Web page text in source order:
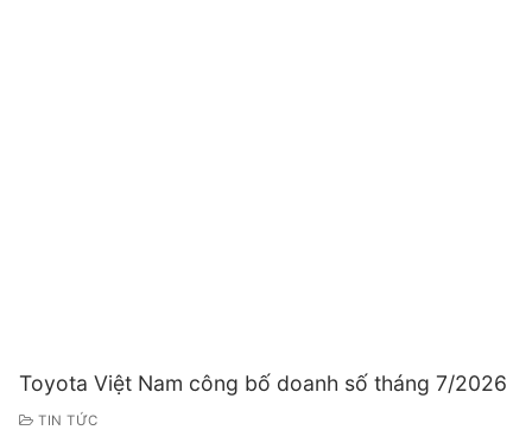
Toyota Việt Nam công bố doanh số tháng 7/2026
TIN TỨC